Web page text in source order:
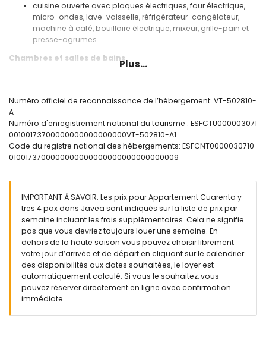
cuisine ouverte avec plaques électriques, four électrique,
micro-ondes, lave-vaisselle, réfrigérateur-congélateur,
machine à café, bouilloire électrique, mixeur, grille-pain et
presse-agrumes
Chambres et salles de bains
chambre avec lit double
toilettes
salle de bain avec lavabo simple, douche et toilettes
Extérieur de l'appartement
piscine commune en forme de lagon mesurant 10m x 5m et
2m de profondeur
jardin commun avec des arbres
terrasse couverte
espace de repos extérieur et espace à manger extérieur
Plus d'informations
ville la plus proche : Jávea (à moins de 500 mètres de
l'appartement)
rivière ou bord de rive le plus proche : Méditerranée, Jávea
(à moins de 2 kilomètres de l'appartement)
kilomètres de l'appartement)
Plus...
Numéro officiel de reconnaissance de l’hébergement: VT-502810-
A
Numéro d'enregistrement national du tourisme : ESFCTU000003071
00100173700000000000000000VT-502810-A1
Code du registre national des hébergements: ESFCNT0000030710
0100173700000000000000000000000000009
IMPORTANT À SAVOIR: Les prix pour Appartement Cuarenta y
tres 4 pax dans Javea sont indiqués sur la liste de prix par
semaine incluant les frais supplémentaires. Cela ne signifie
pas que vous devriez toujours louer une semaine. En
dehors de la haute saison vous pouvez choisir librement
votre jour d’arrivée et de départ en cliquant sur le calendrier
des disponibilités aux dates souhaitées, le loyer est
automatiquement calculé. Si vous le souhaitez, vous
pouvez réserver directement en ligne avec confirmation
immédiate.